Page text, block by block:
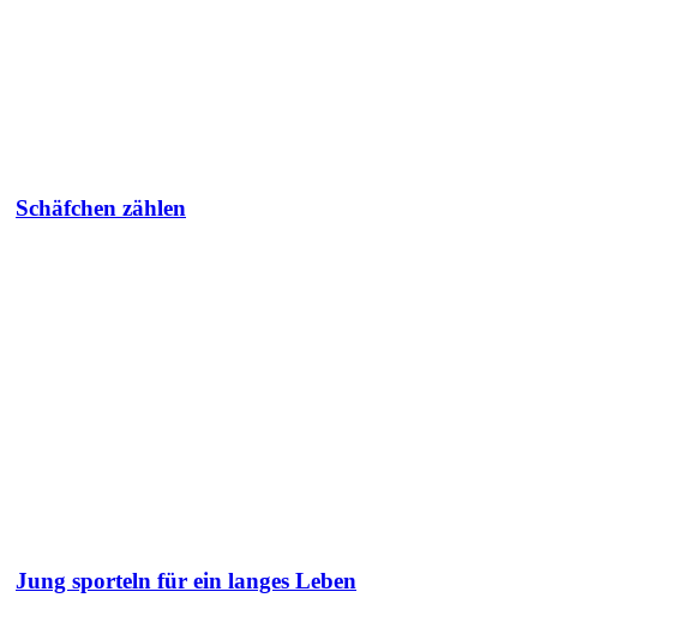
Schäfchen zählen
Jung sporteln für ein langes Leben